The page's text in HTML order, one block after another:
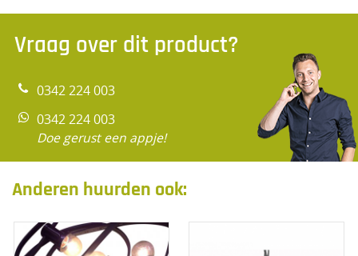
Vraag over dit product?
0342 224 003
0342 224 003
Doe gerust een appje!
Anderen huurden ook: